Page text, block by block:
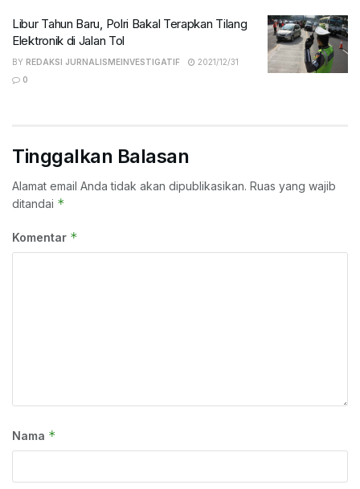
Libur Tahun Baru, Polri Bakal Terapkan Tilang
Elektronik di Jalan Tol
BY REDAKSI JURNALISMEINVESTIGATIF
2021/12/31
0
Tinggalkan Balasan
Alamat email Anda tidak akan dipublikasikan. Ruas yang wajib
ditandai *
Komentar *
Nama *